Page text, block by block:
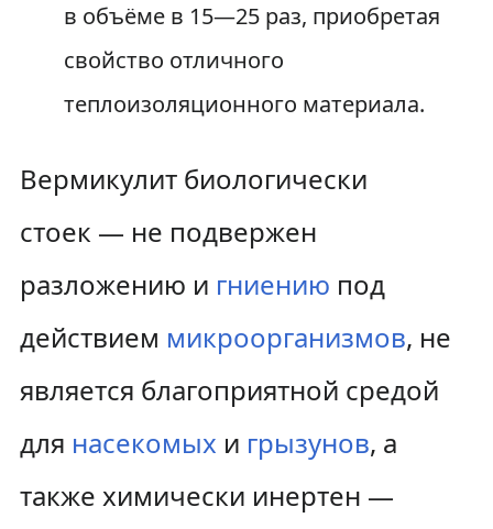
в объёме в 15—25 раз, приобретая
свойство отличного
теплоизоляционного материала.
Вермикулит биологически
стоек — не подвержен
разложению и гниению под
действием микроорганизмов, не
является благоприятной средой
для насекомых и грызунов, а
также химически инертен —